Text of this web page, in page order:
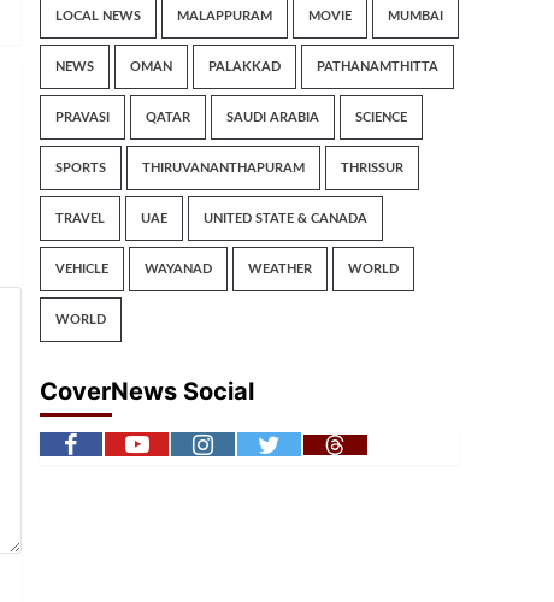
LOCAL NEWS MALAPPURAM MOVIE MUMBAI
NEWS OMAN PALAKKAD PATHANAMTHITTA
PRAVASI QATAR SAUDI ARABIA SCIENCE
SPORTS THIRUVANANTHAPURAM THRISSUR
TRAVEL UAE UNITED STATE & CANADA
VEHICLE WAYANAD WEATHER WORLD
WORLD
CoverNews Social